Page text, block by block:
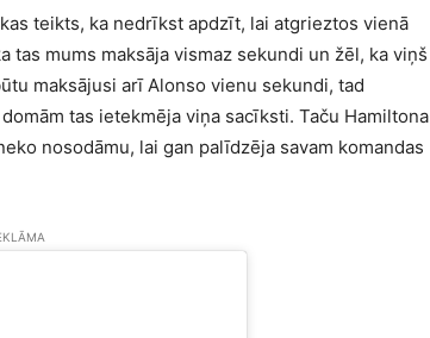
teikts, ka nedrīkst apdzīt, lai atgrieztos vienā
tas mums maksāja vismaz sekundi un žēl, ka viņš
maksājusi arī Alonso vienu sekundi, tad
tas ietekmēja viņa sacīksti. Taču Hamiltona
nosodāmu, lai gan palīdzēja savam komandas